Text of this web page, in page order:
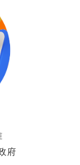
府